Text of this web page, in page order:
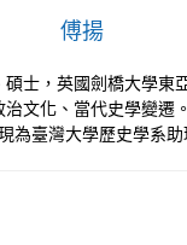
傅揚
士，英國劍橋大學東
文化、當代史學變遷
為臺灣大學歷史學系助